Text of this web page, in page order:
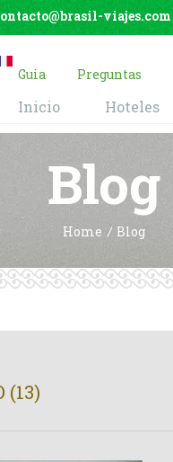
viajes.com
Guia Preguntas
Inicio Hoteles
Blog
Home Blog
(13)